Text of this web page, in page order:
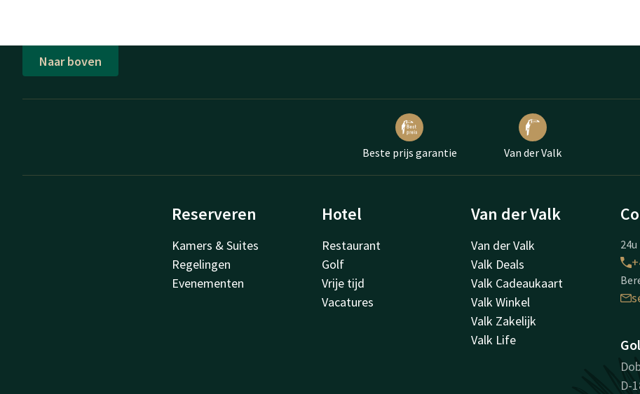
Naar boven
Beste prijs garantie Van der Valk
Reserveren
Kamers & Suites
Regelingen
Evenementen
Hotel
Restaurant
Golf
Vrije tijd
Vacatures
Van der Valk
Van der Valk
Valk Deals
Valk Cadeaukaart
Valk Winkel
Valk Zakelijk
Valk Life
D-